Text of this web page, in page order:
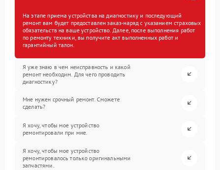
На этапе приема устройства на диагностику и последующий
ремонт вам будет предоставлен заказ-наряд с указанием страховых
обязательств на ваше устройство. Далее, после выполнения работ
по ремонту техники, вы получите акт выполненных работ и
гарантийный талон.
Я уже знаю в чем неисправность и какой
ремонт необходим. Для чего проводить
диагностику?
Мне нужен срочный ремонт. Сможете
сделать?
Я хочу, чтобы мое устройство
ремонтировали при мне.
Я хочу, чтобы мое устройство
ремонтировалось только оригинальными
запчастями.